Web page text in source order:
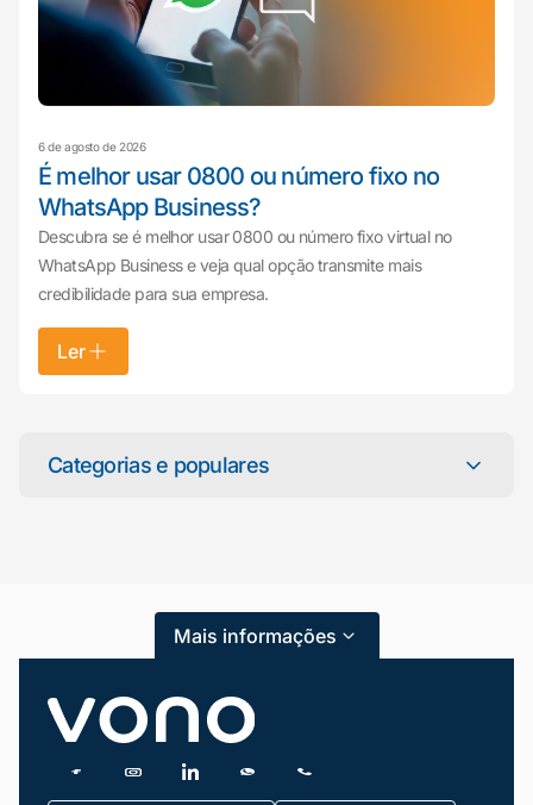
6 de agosto de 2026
É melhor usar 0800 ou número fixo no
WhatsApp Business?
Descubra se é melhor usar 0800 ou número fixo virtual no
WhatsApp Business e veja qual opção transmite mais
credibilidade para sua empresa.
Ler
Categorias e populares
Atendimento ao Cliente
Blog
Dicas e Tutoriais
Gestão de Condomínios
Gestão de Frotas
Mais informações
online agora